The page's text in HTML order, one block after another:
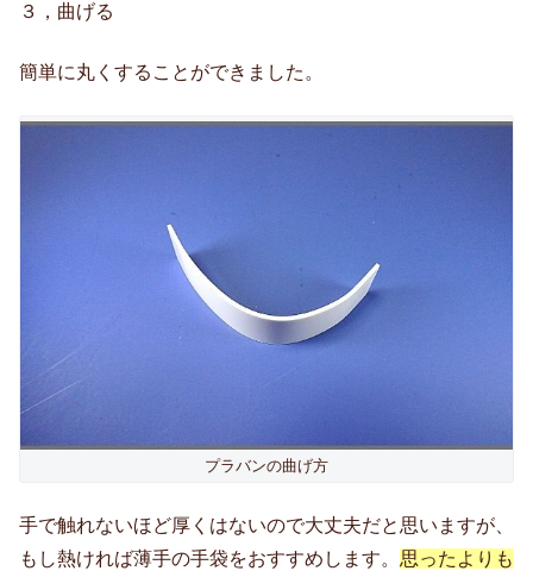
３，曲げる
簡単に丸くすることができました。
プラバンの曲げ方
手で触れないほど厚くはないので大丈夫だと思いますが、
もし熱ければ薄手の手袋をおすすめします。 思ったよりも